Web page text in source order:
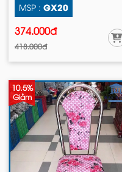
MSP : GX20
374.000đ
418.000đ
10.5%
Giảm